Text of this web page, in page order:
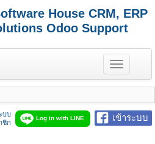
House CRM, ERP
Odoo Support
T
o
g
l
e
n
a
เข้าระบบ
Log in with LINE
บบ
ชิก